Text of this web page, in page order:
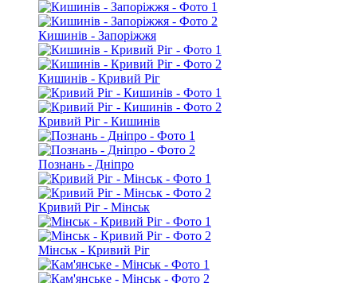
Кишинів - Запоріжжя
Кишинів - Кривий Ріг
Кривий Ріг - Кишинів
Познань - Дніпро
Кривий Ріг - Мінськ
Мінськ - Кривий Ріг